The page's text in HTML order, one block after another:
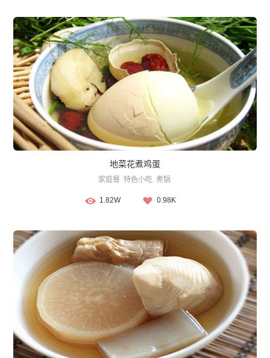
地菜花煮鸡蛋
家庭餐 特色小吃 煮锅
1.82W 0.98K